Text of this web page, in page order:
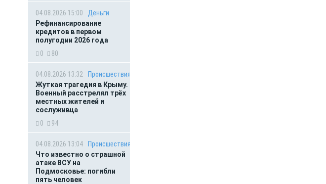
04.08.2026 15:00
Деньги
Рефинансирование
кредитов в первом
полугодии 2026 года
0
80
04.08.2026 13:32
Происшествия
Жуткая трагедия в Крыму.
Военный расстрелял трёх
местных жителей и
сослуживца
0
94
04.08.2026 13:04
Происшествия
Что известно о страшной
атаке ВСУ на
Подмосковье: погибли
пять человек